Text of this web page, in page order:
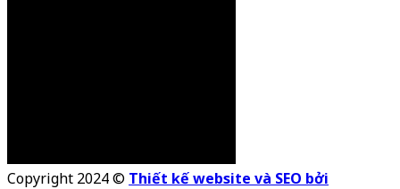
Copyright 2024 © Thiết kế website và SEO bởi